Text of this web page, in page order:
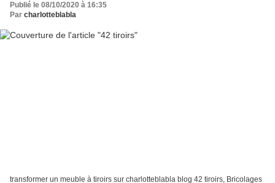
Publié le 08/10/2020 à 16:35
Par charlotteblabla
transformer un meuble à tiroirs sur charlotteblabla blog 42 tiroirs, Bricolages